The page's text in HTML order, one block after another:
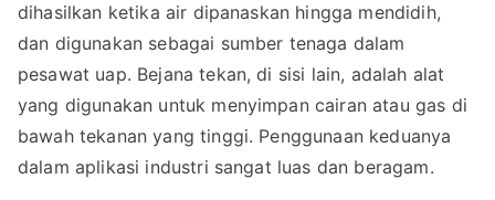
dihasilkan ketika air dipanaskan hingga mendidih,
dan digunakan sebagai sumber tenaga dalam
pesawat uap. Bejana tekan, di sisi lain, adalah alat
yang digunakan untuk menyimpan cairan atau gas di
bawah tekanan yang tinggi. Penggunaan keduanya
dalam aplikasi industri sangat luas dan beragam.